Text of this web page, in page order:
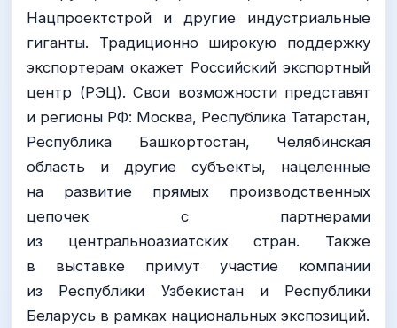
Нацпроектстрой и другие индустриальные
гиганты. Традиционно широкую поддержку
экспортерам окажет Российский экспортный
центр (РЭЦ). Свои возможности представят
и регионы РФ: Москва, Республика Татарстан,
Республика Башкортостан, Челябинская
область и другие субъекты, нацеленные
на развитие прямых производственных
цепочек с партнерами
из центральноазиатских стран. Также
в выставке примут участие компании
из Республики Узбекистан и Республики
Беларусь в рамках национальных экспозиций.